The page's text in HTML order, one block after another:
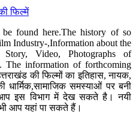
फिल्में
found here.The history of so
Industry-,Information about the
Video, Photographs of
The information of forthcoming
की फिल्मों का इतिहास, नायक,
धार्मिक,सामाजिक समस्याओं पर बनी
इस विभाग में देख सकते है। नयी
भी आप यहां पा सकते हैं।